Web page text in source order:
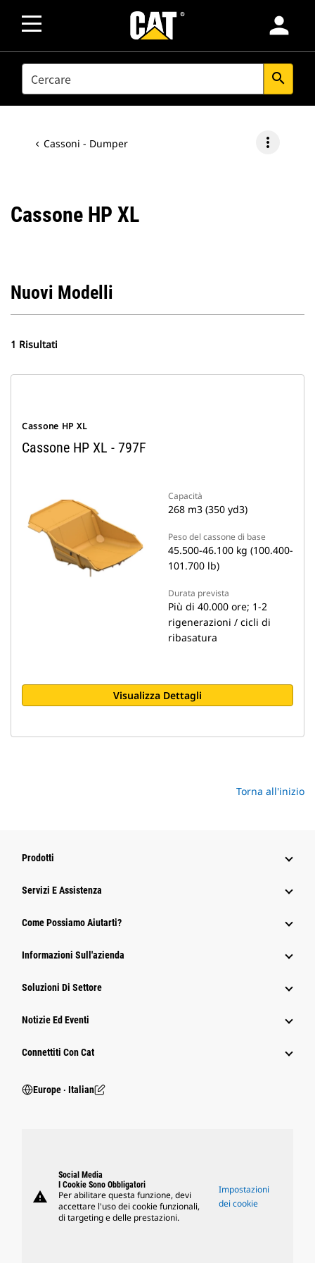
person
SEARCH search
Cassoni - Dumper more_vert
Cassone HP XL
Nuovi Modelli
1 Risultati
Cassone HP XL
Cassone HP XL - 797F
Capacità
268 m3 (350 yd3)
Peso del cassone di base
45.500-46.100 kg (100.400-
101.700 lb)
Durata prevista
Più di 40.000 ore; 1-2
rigenerazioni / cicli di
ribasatura
Visualizza Dettagli
Torna all'inizio
Prodotti
Servizi E Assistenza
Come Possiamo Aiutarti?
Informazioni Sull'azienda
Soluzioni Di Settore
Notizie Ed Eventi
Connettiti Con Cat
Europe ‧ Italian
warning
Social Media
I Cookie Sono Obbligatori
Per abilitare questa funzione, devi
accettare l'uso dei cookie funzionali,
di targeting e delle prestazioni.
Impostazioni
dei cookie